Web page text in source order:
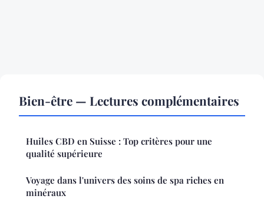
Bien-être — Lectures complémentaires
Huiles CBD en Suisse : Top critères pour une
qualité supérieure
Voyage dans l'univers des soins de spa riches en
minéraux